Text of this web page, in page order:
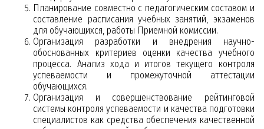
Планирование совместно с педагогическим составом и
составление расписания учебных занятий, экзаменов
для обучающихся, работы Приемной комиссии.
Организация разработки и внедрения научно-
обоснованных критериев оценки качества учебного
процесса. Анализ хода и итогов текущего контроля
успеваемости и промежуточной аттестации
обучающихся.
Организация и совершенствование рейтинговой
системы контроля успеваемости и качества подготовки
специалистов как средства обеспечения качественной